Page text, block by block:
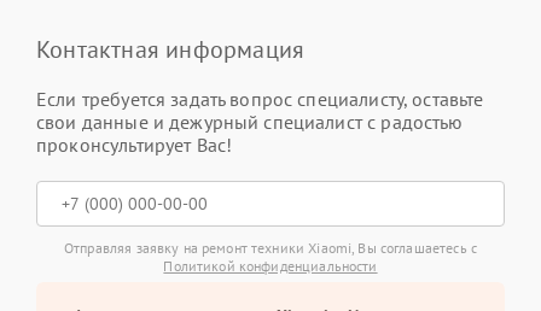
Контактная информация
Если требуется задать вопрос специалисту, оставьте
свои данные и дежурный специалист с радостью
проконсультирует Вас!
Отправляя заявку на ремонт техники Xiaomi, Вы соглашаетесь с
Политикой конфиденциальности